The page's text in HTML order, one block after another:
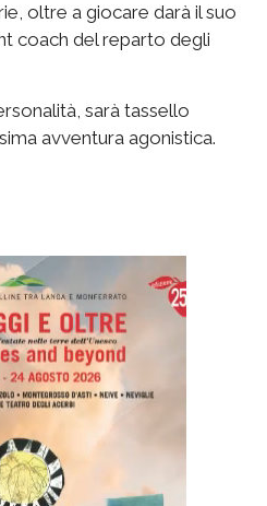
oltre a giocare darà il suo
coach del reparto degli
sarà tassello
avventura agonistica.